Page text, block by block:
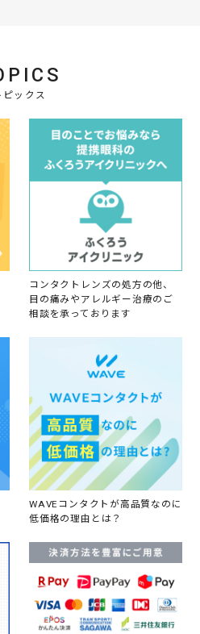
ピックス
コンタクトレンズの処方の他、
目の痛みやアレルギー治療のご
相談を承っております
WAVEコンタクトが高品質なのに
低価格の理由とは？